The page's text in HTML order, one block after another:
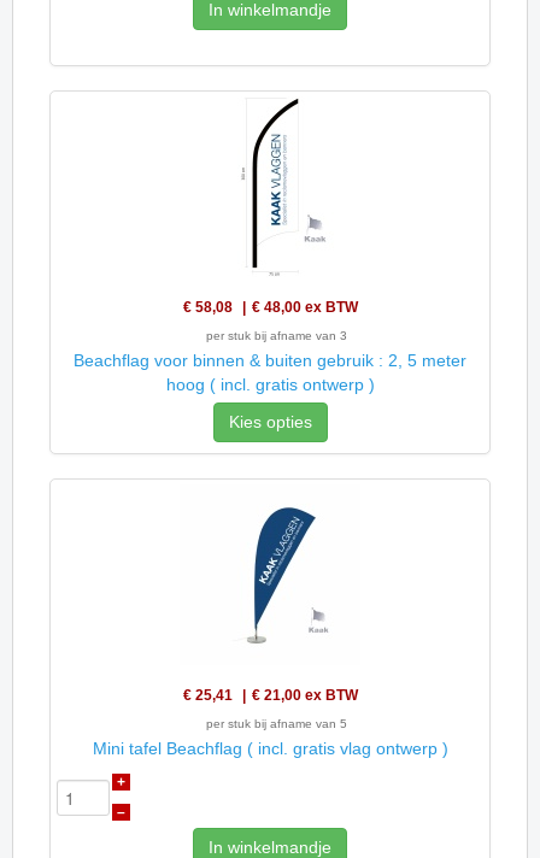
In winkelmandje
€ 58,08 € 48,00 ex BTW
per stuk bij afname van 3
Beachflag voor binnen & buiten gebruik : 2, 5 meter
hoog ( incl. gratis ontwerp )
Kies opties
€ 25,41 € 21,00 ex BTW
per stuk bij afname van 5
Mini tafel Beachflag ( incl. gratis vlag ontwerp )
+
–
In winkelmandje